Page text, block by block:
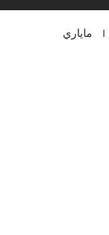
ماياري